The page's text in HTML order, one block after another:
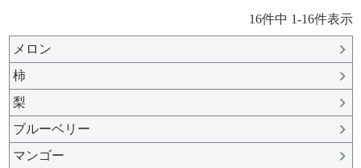
16件中 1-16件表示
メロン
柿
梨
ブルーベリー
マンゴー